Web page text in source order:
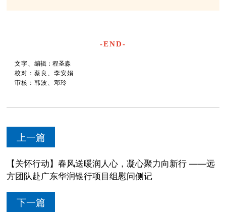
-END-
文字、编辑：程圣淼
校对：蔡良、李安娟
审核：韩波、邓玲
上一篇
【关怀行动】春风送暖润人心，凝心聚力向新行 ——远
方团队赴广东华润银行项目组慰问侧记
下一篇